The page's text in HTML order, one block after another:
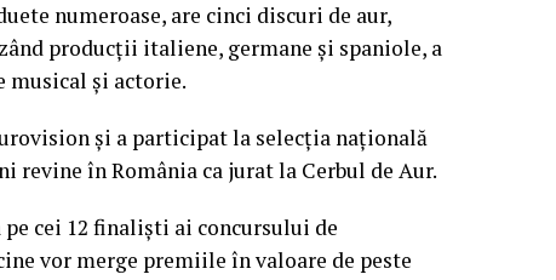
numeroase, are cinci discuri de aur,
producţii italiene, germane şi spaniole, a
musical şi actorie.
şi a participat la selecţia naţională
revine în România ca jurat la Cerbul de Aur.
cei 12 finalişti ai concursului de
vor merge premiile în valoare de peste